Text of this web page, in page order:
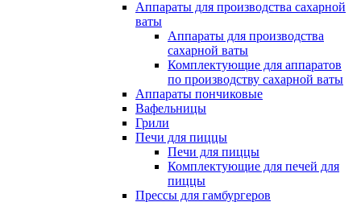
Аппараты для производства сахарной
ваты
Аппараты для производства
сахарной ваты
Комплектующие для аппаратов
по производству сахарной ваты
Аппараты пончиковые
Вафельницы
Грили
Печи для пиццы
Печи для пиццы
Комплектующие для печей для
пиццы
Прессы для гамбургеров